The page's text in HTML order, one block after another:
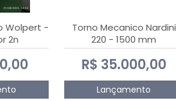
Wolpert -
2n
Torno Mecanico Nardini
220 - 1500 mm
R$ 35.000,00
Lançamento